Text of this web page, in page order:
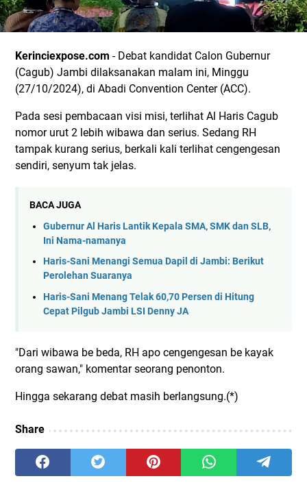
Kerinciexpose.com - Debat kandidat Calon Gubernur
(Cagub) Jambi dilaksanakan malam ini, Minggu
(27/10/2024), di Abadi Convention Center (ACC).
Pada sesi pembacaan visi misi, terlihat Al Haris Cagub
nomor urut 2 lebih wibawa dan serius. Sedang RH
tampak kurang serius, berkali kali terlihat cengengesan
sendiri, senyum tak jelas.
BACA JUGA
Gubernur Al Haris Lantik Kepala SMA, SMK dan SLB,
Ini Nama-namanya
Haris-Sani Menangi Semua Dapil di Jambi: Berikut
Perolehan Suaranya
Haris-Sani Menang Telak 60,70 Persen di Hitung
Cepat Pilgub Jambi LSI Denny JA
"Dari wibawa be beda, RH apo cengengesan be kayak
orang sawan," komentar seorang penonton.
Hingga sekarang debat masih berlangsung.(*)
Share